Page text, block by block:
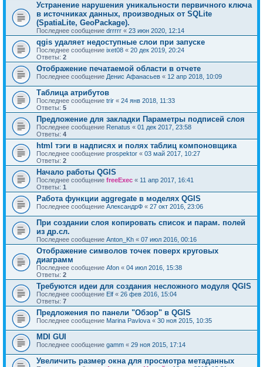
Устранение нарушения уникальности первичного ключа
в источниках данных, производных от SQLite
(SpatiaLite, GeoPackage).
Последнее сообщение drrrrr « 23 июн 2020, 12:14
qgis удаляет недоступные слои при запуске
Последнее сообщение ixet08 « 20 дек 2019, 20:24
Ответы: 2
Отображение печатаемой области в отчете
Последнее сообщение Денис Афанасьев « 12 апр 2018, 10:09
Таблица атрибутов
Последнее сообщение trir « 24 янв 2018, 11:33
Ответы: 5
Предложение для закладки Параметры подписей слоя
Последнее сообщение Renatus « 01 дек 2017, 23:58
Ответы: 4
html тэги в надписях и полях таблиц компоновщика
Последнее сообщение prospektor « 03 май 2017, 10:27
Ответы: 2
Начало работы QGIS
Последнее сообщение freeExec « 11 апр 2017, 16:41
Ответы: 1
Работа функции aggregate в моделях QGIS
Последнее сообщение АлександрФ « 27 окт 2016, 23:06
При создании слоя копировать список и парам. полей
из др.сл.
Последнее сообщение Anton_Kh « 07 июл 2016, 00:16
Отображение символов точек поверх круговых
диаграмм
Последнее сообщение Afon « 04 июл 2016, 15:38
Ответы: 2
Требуются идеи для создания несложного модуля QGIS
Последнее сообщение Elf « 26 фев 2016, 15:04
Ответы: 7
Предложения по панели "Обзор" в QGIS
Последнее сообщение Marina Pavlova « 30 ноя 2015, 10:35
MDI GUI
Последнее сообщение gamm « 29 ноя 2015, 17:14
Увеличить размер окна для просмотра метаданных